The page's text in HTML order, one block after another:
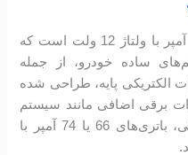
باتری استاندارد پیکان سواری، 60 آمپر با ولتاژ 12 ولت است که
ساده خودرو، از جمله
الکتریکی پایه، طراحی شده
برقی اضافی مانند سیستم
صوتی ارتقایافته یا چراغ‌های اضافی، باتری‌های 66 یا 74 آمپر با